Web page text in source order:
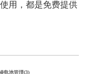
用，都是免费提供